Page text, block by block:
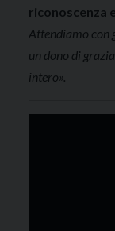
riconoscenza
Attendiamo con
un dono di
intero».